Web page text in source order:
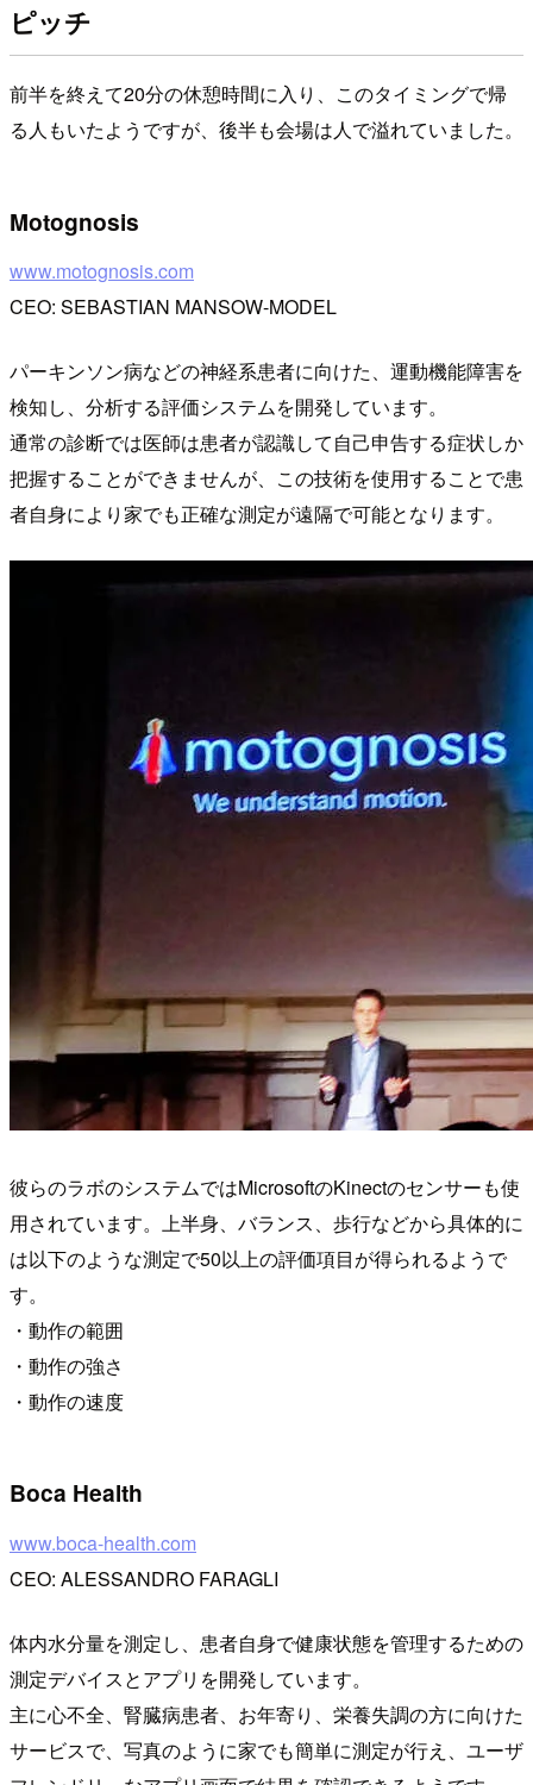
ピッチ
前半を終えて20分の休憩時間に入り、このタイミングで帰
る人もいたようですが、後半も会場は人で溢れていました。
Motognosis
www.motognosis.com
CEO: SEBASTIAN MANSOW-MODEL
パーキンソン病などの神経系患者に向けた、運動機能障害を
検知し、分析する評価システムを開発しています。
通常の診断では医師は患者が認識して自己申告する症状しか
把握することができませんが、この技術を使用することで患
者自身により家でも正確な測定が遠隔で可能となります。
彼らのラボのシステムではMicrosoftのKinectのセンサーも使
用されています。上半身、バランス、歩行などから具体的に
は以下のような測定で50以上の評価項目が得られるようで
す。
・動作の範囲
・動作の強さ
・動作の速度
Boca Health
www.boca-health.com
CEO: ALESSANDRO FARAGLI
体内水分量を測定し、患者自身で健康状態を管理するための
測定デバイスとアプリを開発しています。
主に心不全、腎臓病患者、お年寄り、栄養失調の方に向けた
サービスで、写真のように家でも簡単に測定が行え、ユーザ